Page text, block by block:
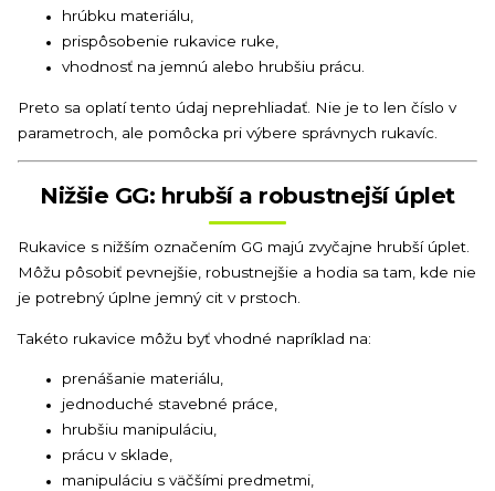
hrúbku materiálu,
prispôsobenie rukavice ruke,
vhodnosť na jemnú alebo hrubšiu prácu.
Preto sa oplatí tento údaj neprehliadať. Nie je to len číslo v
parametroch, ale pomôcka pri výbere správnych rukavíc.
Nižšie GG: hrubší a robustnejší úplet
Rukavice s nižším označením GG majú zvyčajne hrubší úplet.
Môžu pôsobiť pevnejšie, robustnejšie a hodia sa tam, kde nie
je potrebný úplne jemný cit v prstoch.
Takéto rukavice môžu byť vhodné napríklad na:
prenášanie materiálu,
jednoduché stavebné práce,
hrubšiu manipuláciu,
prácu v sklade,
manipuláciu s väčšími predmetmi,